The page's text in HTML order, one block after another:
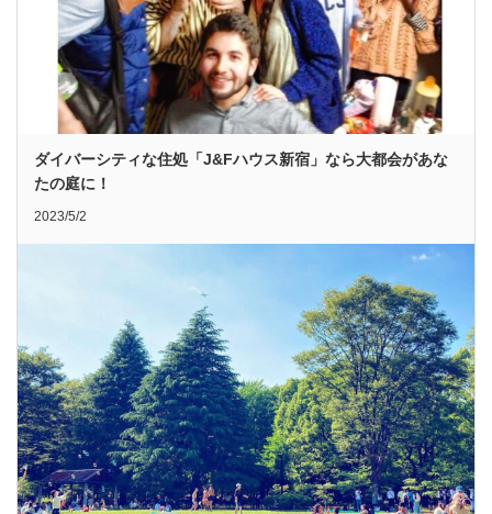
ダイバーシティな住処「J&Fハウス新宿」なら大都会があな
たの庭に！
2023/5/2